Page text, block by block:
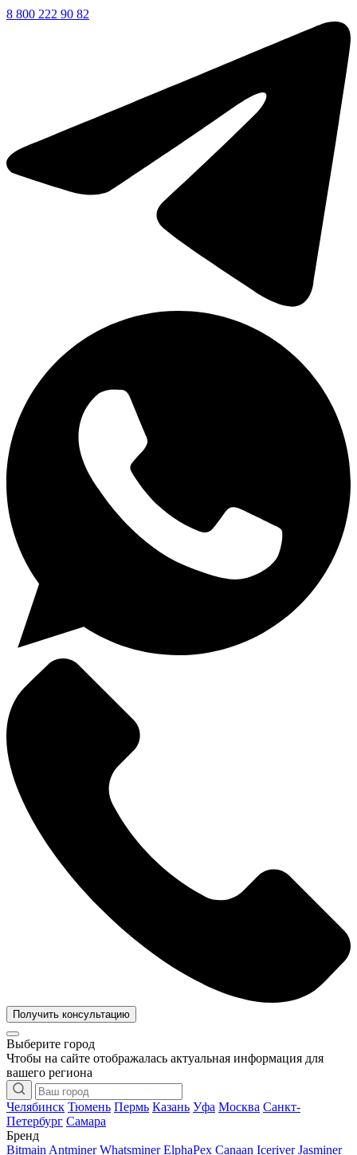
8 800 222 90 82
Получить консультацию
Выберите город
Чтобы на сайте отображалась актуальная информация для
вашего региона
Челябинск Тюмень Пермь Казань Уфа Москва Санкт-
Петербург Самара
Бренд
Bitmain Antminer Whatsminer ElphaPex Canaan Iceriver Jasminer